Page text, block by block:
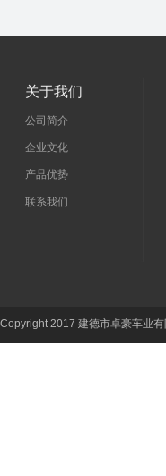
关于我们
公司简介
企业文化
产品优势
联系我们
Copyright 2017 建德市卓豪车